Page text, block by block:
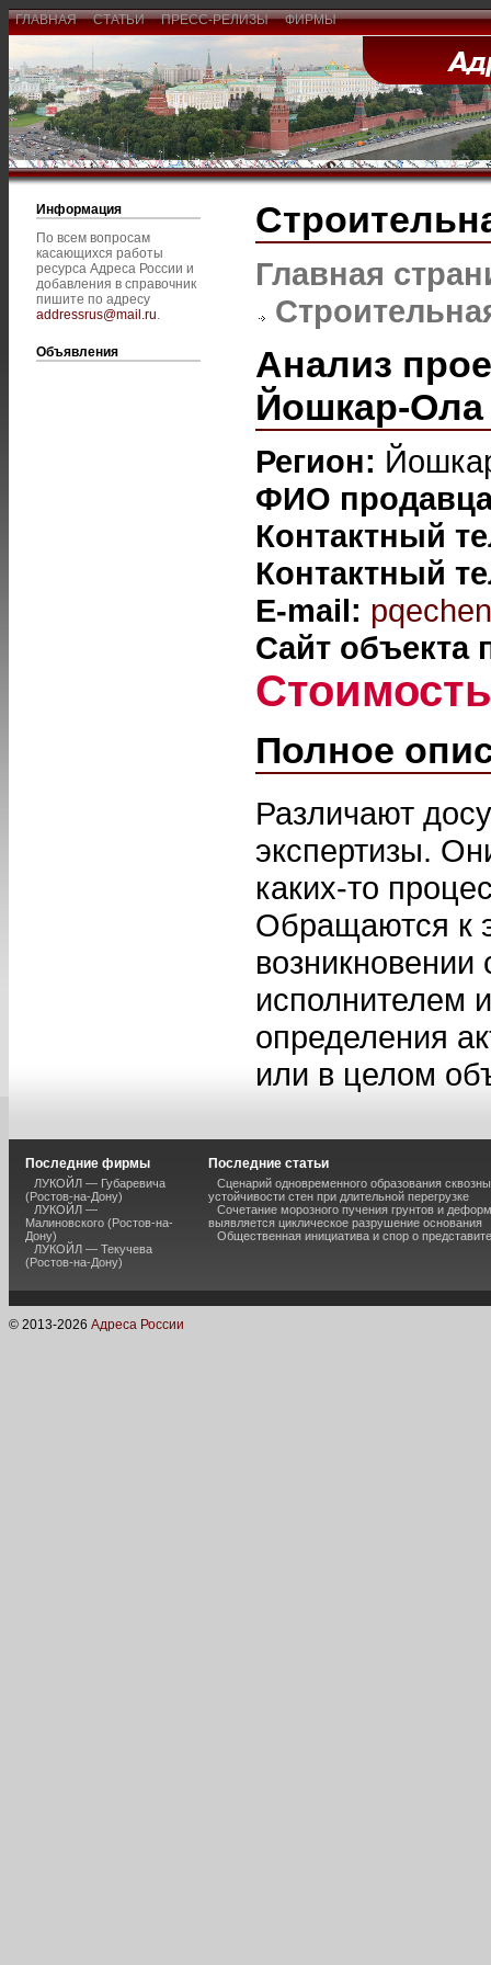
ГЛАВНАЯ СТАТЬИ ПРЕСС-РЕЛИЗЫ ФИРМЫ
Информация
По всем вопросам
касающихся работы
ресурса Адреса России и
добавления в справочник
пишите по адресу
addressrus@mail.ru.
Объявления
Главная
Анализ
Йошкар-Ола
Регион:
ФИО
Контактный
Контактный
E-mail:
Сайт объекта
Полное
Различают
экспертизы.
каких-то
Обращаются к
исполнителем
определения
или в целом
Последние фирмы
ЛУКОЙЛ — Губаревича
(Ростов-на-Дону)
ЛУКОЙЛ —
Малиновского (Ростов-на-
Дону)
ЛУКОЙЛ — Текучева
(Ростов-на-Дону)
Последние статьи
Сценарий одновременного образования
устойчивости стен при длительной перегрузке
Сочетание морозного пучения грунтов и
выявляется циклическое разрушение основания
Общественная инициатива и спор о
© 2013-2026 Адреса России